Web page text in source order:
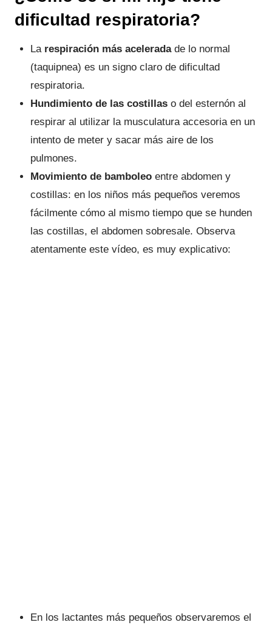
dificultad respiratoria?
Larespiración más aceleradade lo normal
(taquipnea) es un signo claro de dificultad
respiratoria.
Hundimiento de las costillaso del esternón al
respirar al utilizar la musculatura accesoria en un
intento de meter y sacar más aire de los
pulmones.
Movimiento de bamboleoentre abdomen y
costillas: en los niños más pequeños veremos
fácilmente cómo al mismo tiempo que se hunden
las costillas, el abdomen sobresale. Observa
atentamente este vídeo, es muy explicativo:
En los lactantes más pequeños observaremos el